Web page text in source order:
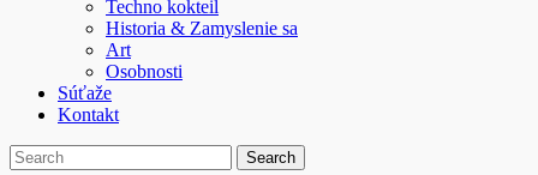
Techno kokteil
Historia & Zamyslenie sa
Art
Osobnosti
Súťaže
Kontakt